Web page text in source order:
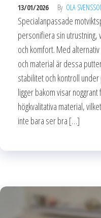
13/01/2026 By OLA
Specialanpassade
personifiera sin
och komfort. Med
och material är dessa
stabilitet och kontroll
ligger bakom visar
högkvalitativa material,
inte bara ser bra […]